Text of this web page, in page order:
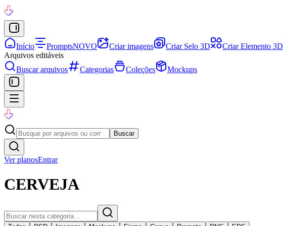
Início PromptsNOVO Criar imagens Criar Selo 3D Criar Elemento 3D
Arquivos editáveis
Buscar arquivos
Categorias Coleções Mockups
Buscar
Ver planosEntrar
CERVEJA